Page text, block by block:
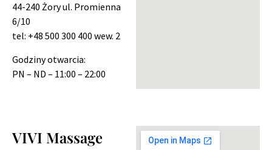
44-240 Żory ul. Promienna
6/10
tel: +48 500 300 400 wew. 2
Godziny otwarcia:
PN – ND – 11:00 – 22:00
VIVI Massage